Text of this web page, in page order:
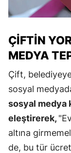
ÇIFTIN
MEDYA
Çift,
sosyal
sosyal medya
eleştirerek,
altına
de, bu tür